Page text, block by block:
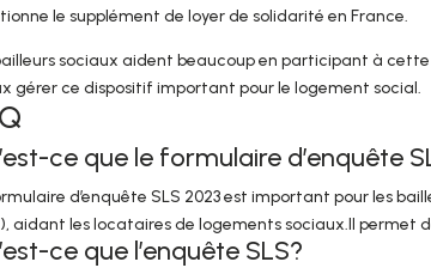
le supplément de loyer de solidarité en France.
sociaux aident beaucoup en participant à
gérer ce dispositif important pour le logement social.
ce que le formulaire d’enquête
d’enquête SLS 2023 est important pour les
aidant les locataires de logements sociaux.Il permet
ce que l’enquête SLS?